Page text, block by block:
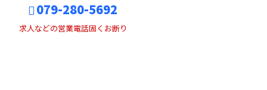
079-280-5692
求人などの営業電話固くお断り